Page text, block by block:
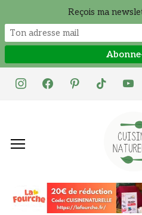
instagramfacebookpinteresttiktok
Reçois ma